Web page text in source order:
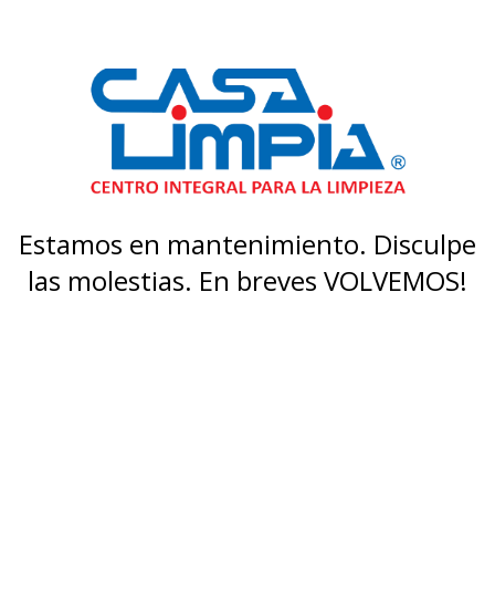
Estamos en mantenimiento. Disculpe
las molestias. En breves VOLVEMOS!